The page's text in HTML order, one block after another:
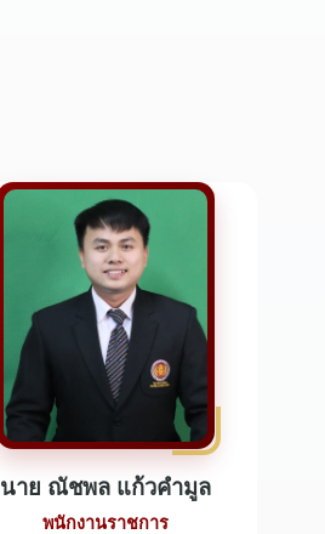
นาย ณัชพล แก้วคำมูล
พนักงานราชการ